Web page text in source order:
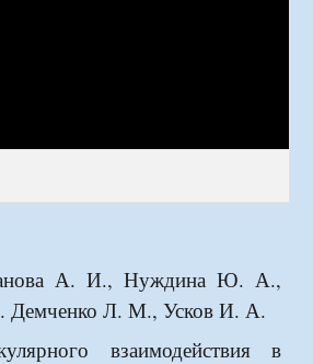
А. И., Нуждина Ю. А.,
Демченко Л. М., Усков И. А.
взаимодействия в